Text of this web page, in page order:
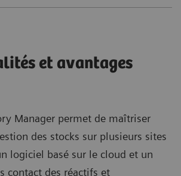
et avantages
Manager permet de maîtriser
des stocks sur plusieurs sites
logiciel basé sur le cloud et un
contact des réactifs et